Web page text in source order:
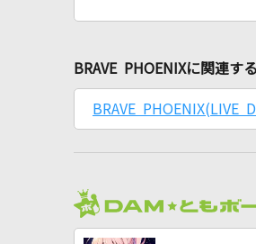
BRAVE PHOENIXに関連す
BRAVE PHOENIX(LIVE